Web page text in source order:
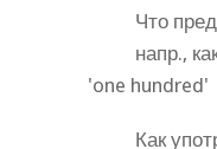
Что
напр.,
'one hundred'
Как